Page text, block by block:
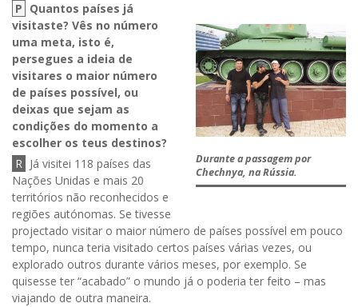
Durante a passagem por
Chechnya, na Rússia.
P Quantos países já
visitaste? Vês no número
uma meta, isto é,
persegues a ideia de
visitares o maior número
de países possível, ou
deixas que sejam as
condições do momento a
escolher os teus destinos?
R Já visitei 118 países das
Nações Unidas e mais 20
territórios não reconhecidos e
regiões autónomas. Se tivesse
projectado visitar o maior número de países possível em pouco
tempo, nunca teria visitado certos países várias vezes, ou
explorado outros durante vários meses, por exemplo. Se
quisesse ter “acabado” o mundo já o poderia ter feito – mas
viajando de outra maneira.